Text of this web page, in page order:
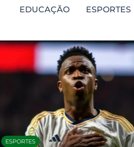
EDUCAÇÃO ESPORTES
ESPORTES